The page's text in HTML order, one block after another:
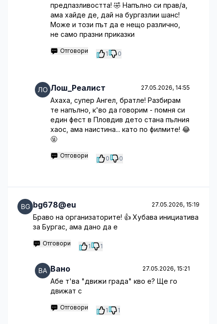
предпазливостта! 🤣 Напълно си прав/а,
ама хайде де, дай на бургазлии шанс!
Може и този път да е нещо различно,
не само празни приказки
Отговори 1 0
Лош_Реалист 27.05.2026, 14:55
Ахаха, супер Ангел, братле! Разбирам
те напълно, к'во да говорим - помня си
един фест в Пловдив дето стана пълния
хаос, ама наистина... като по филмите! 😂
🤬
Отговори 0 0
bg678@eu 27.05.2026, 15:19
Браво на организаторите! 👍 Хубава инициатива
за Бургас, ама дано да е
Отговори 1 1
Вано 27.05.2026, 15:21
Абе т'ва "движи града" кво е? Ще го
движат с
Отговори 1 1